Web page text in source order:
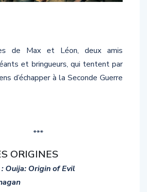
et bringueurs, qui tentent par
d’échapper à la Seconde Guerre
Ouija: Origin of Evil
Basso, Elizabeth Reaser, Lulu